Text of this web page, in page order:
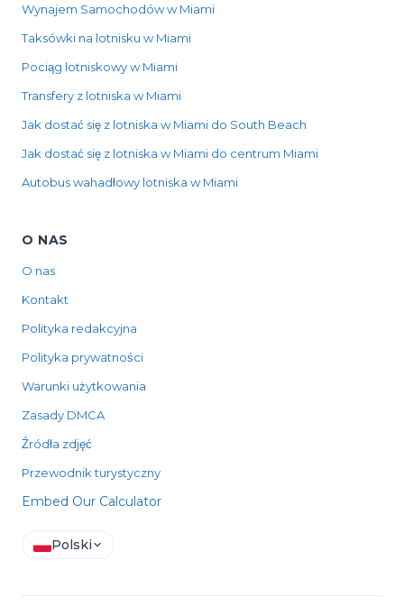
Wynajem Samochodów w Miami
Taksówki na lotnisku w Miami
Pociąg lotniskowy w Miami
Transfery z lotniska w Miami
Jak dostać się z lotniska w Miami do South Beach
Jak dostać się z lotniska w Miami do centrum Miami
Autobus wahadłowy lotniska w Miami
O NAS
O nas
Kontakt
Polityka redakcyjna
Polityka prywatności
Warunki użytkowania
Zasady DMCA
Źródła zdjęć
Przewodnik turystyczny
Embed Our Calculator
Polski